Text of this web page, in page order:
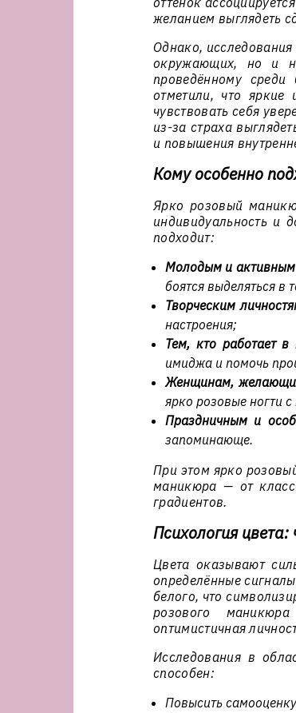
желанием выглядеть
Однако, исследования
окружающих, но и
проведённому
отметили, что
чувствовать себя
из-за страха
и повышения
Кому особенно
Ярко розовый
индивидуальность и
подходит:
Молодым и
боятся выделяться в
Творческим
настроения;
Тем, кто работает в
имиджа и помочь
Женщинам,
ярко розовые ногти
Праздничным и
запоминающе.
При этом ярко
маникюра — от
градиентов.
Психология
Цвета оказывают
определённые
белого, что
розового
оптимистичная
Исследования в
способен:
Повысить